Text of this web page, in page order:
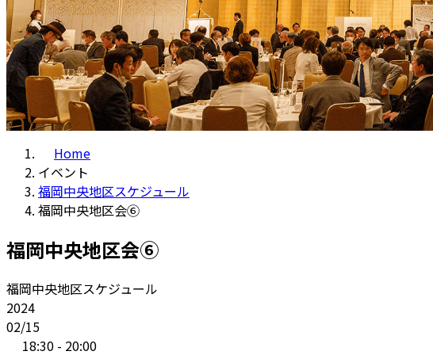
Home
イベント
福岡中央地区スケジュール
福岡中央地区会⑥
福岡中央地区会⑥
福岡中央地区スケジュール
2024
02/15
18:30 - 20:00